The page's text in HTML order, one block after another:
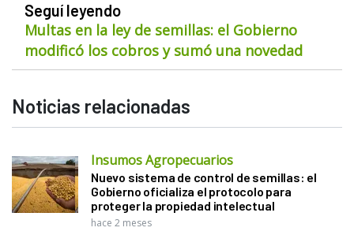
Seguí leyendo
Multas en la ley de semillas: el Gobierno
modificó los cobros y sumó una novedad
Noticias relacionadas
Insumos Agropecuarios
Nuevo sistema de control de semillas: el
Gobierno oficializa el protocolo para
proteger la propiedad intelectual
hace 2 meses